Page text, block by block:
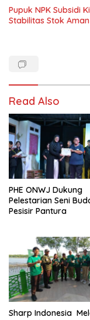
Pupuk NPK Subsidi
Stabilitas Stok Aman
Read Also
PHE ONWJ Dukung
Pelestarian Seni
Pesisir Pantura
Sharp Indonesia